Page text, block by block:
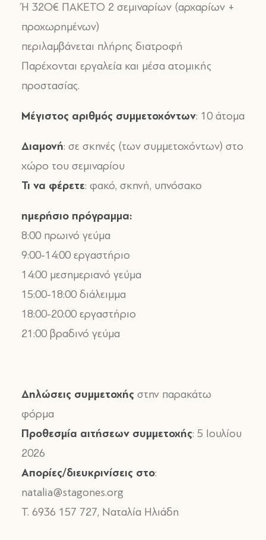
Ή 32Ο€ ΠΑΚΕΤΟ 2 σεμιναρίων (αρχαρίων +
προχωρημένων)
περιλαμβάνεται πλήρης διατροφή
Παρέχονται εργαλεία και μέσα ατομικής
προστασίας.
Μέγιστος αριθμός συμμετοχόντων: 10 άτομα
Διαμονή: σε σκηνές (των συμμετοχόντων) στο
χώρο του σεμιναρίου
Τι να φέρετε: φακό, σκηνή, υπνόσακο
ημερήσιο πρόγραμμα:
8:00 πρωινό γεύμα
9:00-14:00 εργαστήριο
14:00 μεσημεριανό γεύμα
15:00-18:00 διάλειμμα
18:00-20:00 εργαστήριο
21:00 βραδινό γεύμα
Δηλώσεις συμμετοχής στην παρακάτω
φόρμα
Προθεσμία αιτήσεων συμμετοχής: 5 Ιουλίου
2026
Απορίες/διευκρινίσεις στο:
natalia@stagones.org
T. 6936 157 727, Ναταλία Ηλιάδη